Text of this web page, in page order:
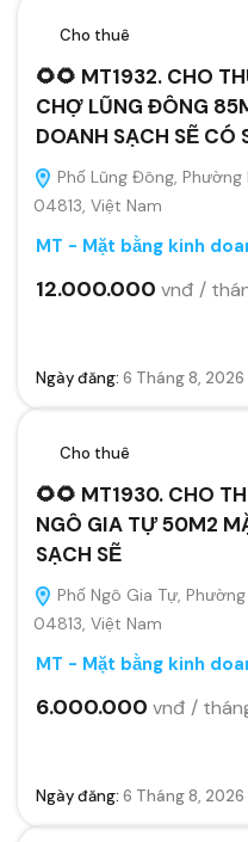
Cho thuê
🌻🌻 MT1932. CHO
CHỢ LŨNG ĐÔNG
DOANH SẠCH SẼ CÓ
Phố Lũng Đông, Phường
04813, Việt Nam
MT - Mặt bằng kinh
12.000.000 vnđ /
Ngày đăng: 6 Tháng 8, 2026
Cho thuê
🌻🌻 MT1930. CHO
NGÔ GIA TỰ 50M2
SẠCH SẼ
Phố Ngô Gia Tự,
04813, Việt Nam
MT - Mặt bằng kinh
6.000.000 vnđ /
Ngày đăng: 6 Tháng 8, 2026